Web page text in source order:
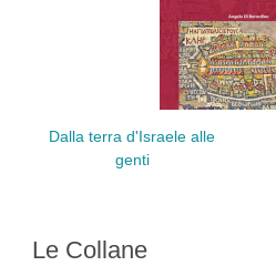
Dalla terra d'Israele alle
genti
Le Collane